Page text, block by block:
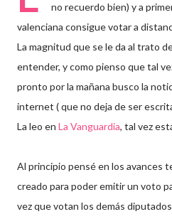
no recuerdo bien) y a
valenciana consigue votar a
La magnitud que se le da al trato
entender, y como pienso que tal
pronto por la mañana busco la
internet ( que no deja de ser
La leo en La Vanguardia, tal vez
Al principio pensé en los avances
creado para poder emitir un voto
vez que votan los demás